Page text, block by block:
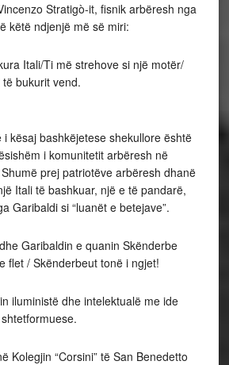
Stratigò-it, fisnik arbëresh nga
këtë ndjenjë më së miri:
Itali/Ti më strehove si një motër/
bukurit vend.
i kësaj bashkëjetese shekullore është
i komunitetit arbëresh në
prej patriotëve arbëresh dhanë
Itali të bashkuar, një e të pandarë,
Garibaldi si “luanët e betejave”.
Garibaldin e quanin Skënderbe
flet / Skënderbeut tonë i ngjet!
iluministë dhe intelektualë me ide
Kolegjin “Corsini” të San Benedetto